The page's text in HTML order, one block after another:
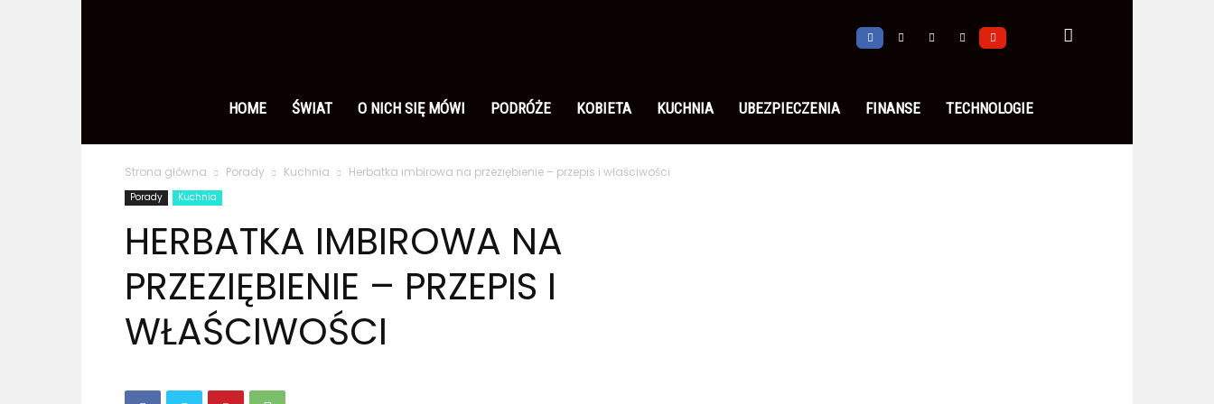
polsku
HOME ŚWIAT O NICH SIĘ MÓWI PODRÓŻE KOBIETA KUCHNIA UBEZPIECZENIA FINANSE TECHNOLOGIE
Strona główna Porady Kuchnia Herbatka imbirowa na przeziębienie – przepis i właściwości
Porady Kuchnia
HERBATKA IMBIROWA NA
PRZEZIĘBIENIE – PRZEPIS I
WŁAŚCIWOŚCI